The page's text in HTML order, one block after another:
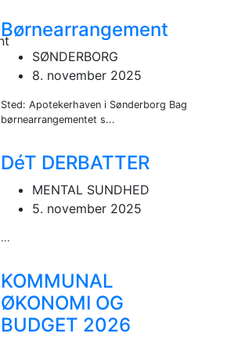
Børnearrangement
SØNDERBORG
8. november 2025
Sted: Apotekerhaven i Sønderborg Bag
børnearrangementet s...
DéT DERBATTER
MENTAL SUNDHED
5. november 2025
...
KOMMUNAL
ØKONOMI OG
BUDGET 2026